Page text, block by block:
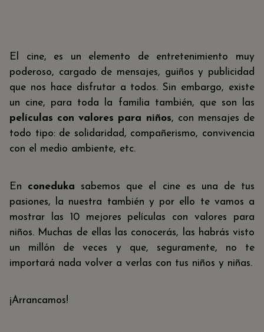
El cine, es un elemento de entretenimiento muy
poderoso, cargado de mensajes, guiños y publicidad
que nos hace disfrutar a todos. Sin embargo, existe
un cine, para toda la familia también, que son las
películas con valores para niños, con mensajes de
todo tipo: de solidaridad, compañerismo, convivencia
con el medio ambiente, etc.
En coneduka sabemos que el cine es una de tus
pasiones, la nuestra también y por ello te vamos a
mostrar las 10 mejores películas con valores para
niños. Muchas de ellas las conocerás, las habrás visto
un millón de veces y que, seguramente, no te
importará nada volver a verlas con tus niños y niñas.
¡Arrancamos!